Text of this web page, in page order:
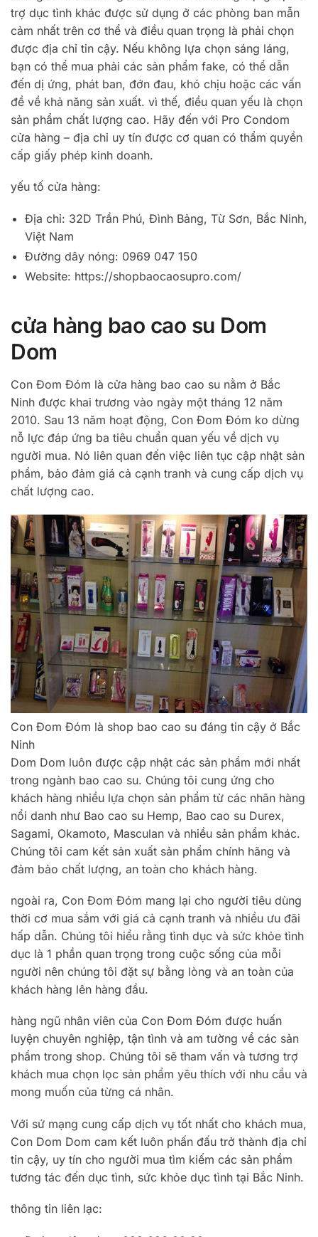
trợ dục tình khác được sử dụng ở các phòng ban mẫn
cảm nhất trên cơ thể và điều quan trọng là phải chọn
được địa chỉ tin cậy. Nếu không lựa chọn sáng láng,
bạn có thể mua phải các sản phẩm fake, có thể dẫn
đến dị ứng, phát ban, đớn đau, khó chịu hoặc các vấn
đề về khả năng sản xuất. vì thế, điều quan yếu là chọn
sản phẩm chất lượng cao. Hãy đến với Pro Condom
cửa hàng – địa chỉ uy tín được cơ quan có thẩm quyền
cấp giấy phép kinh doanh.
yếu tố cửa hàng:
Địa chỉ: 32D Trần Phú, Đình Bảng, Từ Sơn, Bắc Ninh,
Việt Nam
Đường dây nóng: 0969 047 150
Website: https://shopbaocaosupro.com/
cửa hàng bao cao su Dom
Dom
Con Đom Đóm là cửa hàng bao cao su nằm ở Bắc
Ninh được khai trương vào ngày một tháng 12 năm
2010. Sau 13 năm hoạt động, Con Đom Đóm ko dừng
nỗ lực đáp ứng ba tiêu chuẩn quan yếu về dịch vụ
người mua. Nó liên quan đến việc liên tục cập nhật sản
phẩm, bảo đảm giá cả cạnh tranh và cung cấp dịch vụ
chất lượng cao.
Con Đom Đóm là shop bao cao su đáng tin cậy ở Bắc
Ninh
Dom Dom luôn được cập nhật các sản phẩm mới nhất
trong ngành bao cao su. Chúng tôi cung ứng cho
khách hàng nhiều lựa chọn sản phẩm từ các nhãn hàng
nổi danh như Bao cao su Hemp, Bao cao su Durex,
Sagami, Okamoto, Masculan và nhiều sản phẩm khác.
Chúng tôi cam kết sản xuất sản phẩm chính hãng và
đảm bảo chất lượng, an toàn cho khách hàng.
ngoài ra, Con Đom Đóm mang lại cho người tiêu dùng
thời cơ mua sắm với giá cả cạnh tranh và nhiều ưu đãi
hấp dẫn. Chúng tôi hiểu rằng tình dục và sức khỏe tình
dục là 1 phần quan trọng trong cuộc sống của mỗi
người nên chúng tôi đặt sự bằng lòng và an toàn của
khách hàng lên hàng đầu.
hàng ngũ nhân viên của Con Đom Đóm được huấn
luyện chuyên nghiệp, tận tình và am tường về các sản
phẩm trong shop. Chúng tôi sẽ tham vấn và tương trợ
khách mua chọn lọc sản phẩm yêu thích với nhu cầu và
mong muốn của từng cá nhân.
Với sứ mạng cung cấp dịch vụ tốt nhất cho khách mua,
Con Dom Dom cam kết luôn phấn đấu trở thành địa chỉ
tin cậy, uy tín cho người mua tìm kiếm các sản phẩm
tương tác đến dục tình, sức khỏe dục tình tại Bắc Ninh.
thông tin liên lạc: